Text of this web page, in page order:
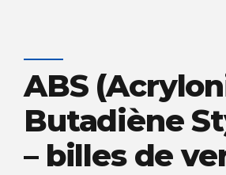
ABS
Butadiène
– billes de